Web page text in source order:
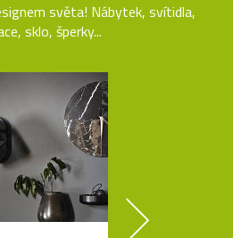
světa! Nábytek, svítidla,
sklo, šperky...